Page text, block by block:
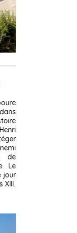
de
Le
jour
XIII.